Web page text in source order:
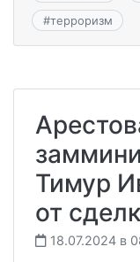
#терроризм
Тимур
от
18.07.2024 в